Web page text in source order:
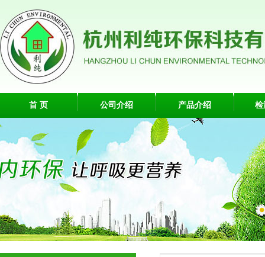
首 页 公司介绍 产品介绍 检